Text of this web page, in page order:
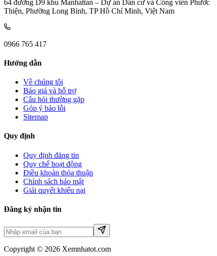
64 đường D9 khu Manhattan – Dự án Dân cư và Công viên Phước
Thiện, Phường Long Bình, TP Hồ Chí Minh, Việt Nam
0966 765 417
Hướng dẫn
Về chúng tôi
Báo giá và hỗ trợ
Câu hỏi thường gặp
Góp ý báo lỗi
Sitemap
Quy định
Quy định đăng tin
Quy chế hoạt động
Điều khoản thỏa thuận
Chính sách bảo mật
Giải quyết khiếu nại
Đăng ký nhận tin
Copyright © 2026 Xemnhatot.com